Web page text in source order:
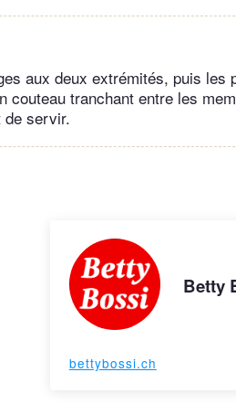
aux deux extrémités, puis
couteau tranchant entre les
de servir.
Betty
bettybossi.ch